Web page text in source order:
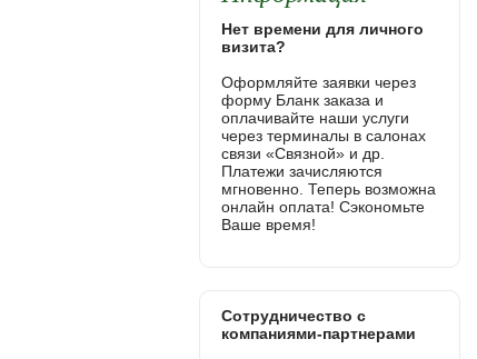
Нет времени для личного
визита?
Оформляйте заявки через
форму Бланк заказа и
оплачивайте наши услуги
через терминалы в салонах
связи «Связной» и др.
Платежи зачисляются
мгновенно. Теперь возможна
онлайн оплата! Сэкономьте
Ваше время!
Сотрудничество с
компаниями-партнерами